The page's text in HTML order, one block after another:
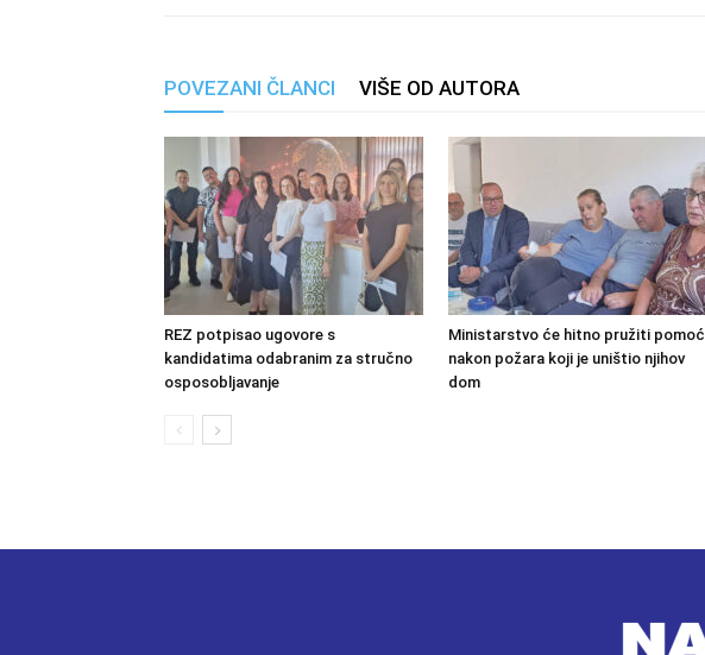
POVEZANI ČLANCI VIŠE OD AUTORA
REZ potpisao ugovore s
kandidatima odabranim za stručno
osposobljavanje
Ministarstvo će hitno pružiti pomoć
nakon požara koji je uništio njihov
dom